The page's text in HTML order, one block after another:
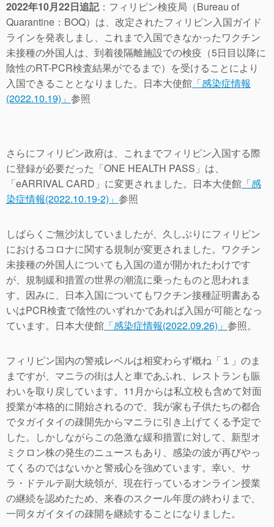
2022年10月22日追記：フィリピン検疫局（Bureau of
Quarantine：BOQ）は、改定されたフィリピン入国ガイド
ラインを発表しまし、これまで入国できなかったワクチン
未接種の外国人は、到着後隔離施設での検疫（5日目以降に
陰性のRT-PCR検査結果がでるまで）を受けることにより
入国できることとなりました。日本大使館 「感染症情報
(2022.10.19)」 参照
さらにフィリピン政府は、これまでフィリピン入国する際
に登録が必要だった「ONE HEALTH PASS」は、
「eARRIVAL CARD」に変更されました。日本大使館 「感
染症情報(2022.10.19-2)」 参照
しばらくご無沙汰していましたが、久しぶりにフィリピン
におけるコロナに関する規制が変更されました。ワクチン
未接種の外国人についても入国の道が開かれたわけです
が、規制緩和措置の世界の潮流に乗ったものと思われま
す。因みに、日本入国についてもワクチン接種証明書ある
いはPCR検査で陰性のいずれかであれば入国が可能となっ
ています。日本大使館 「感染症情報(2022.09.26)」 参照。
フィリピン国内の警戒レベルは相変わらず概ね「１」のま
まですが、マニラの街は人と車であふれ、レストランも賑
わいを取り戻しています。11月からは私立校も含めて対面
授業が本格的に開始されるので、我が家も子供たちの都合
でタガイタイの疎開先からマニラに引き上げてくる予定で
した。しかしながらこの急激な緩和措置に対して、新型オ
ミクロン株の発生のニュースもあり、感染の波が再びやっ
てくるのではないかと警戒心を強めています。幸い、サ
ラ・ドテルテ副大統領が、現在行っているオンライン授業
の継続を認めたため、来春のスクール年度の終わりまで、
一同タガイタイの疎開を継続することになりました。